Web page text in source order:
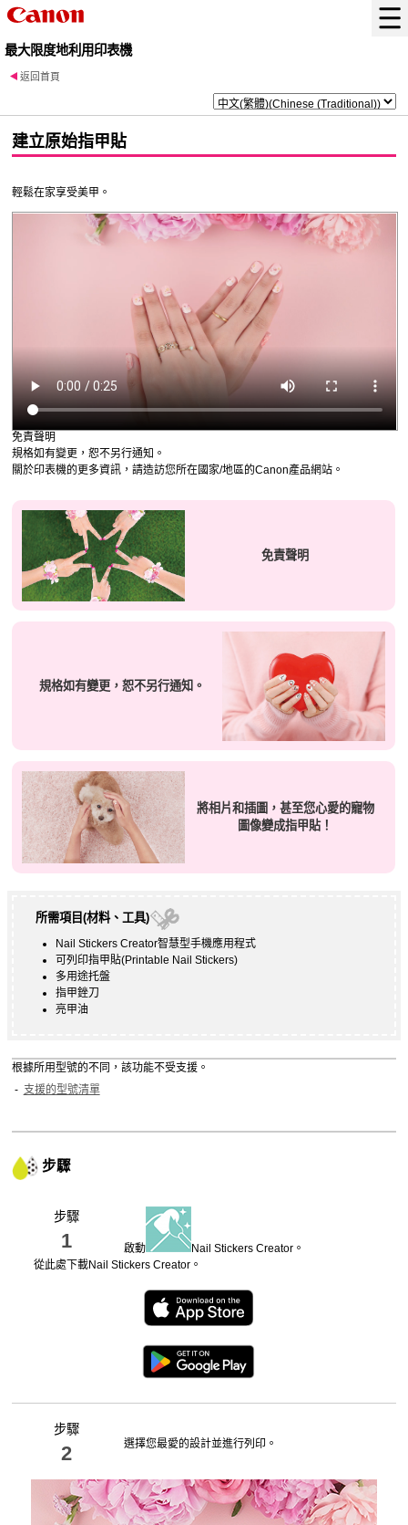
最大限度地利用印表機
返回首頁
建立原始指甲貼
輕鬆在家享受美甲。
免責聲明
規格如有變更，恕不另行通知。
關於印表機的更多資訊，請造訪您所在國家/地區的Canon產品網站。
免責聲明
規格如有變更，恕不另行通知。
將相片和插圖，甚至您心愛的寵物
圖像變成指甲貼！
所需項目(材料、工具)
Nail Stickers Creator智慧型手機應用程式
可列印指甲貼(Printable Nail Stickers)
多用途托盤
指甲銼刀
亮甲油
根據所用型號的不同，該功能不受支援。
支援的型號清單
步驟
步驟
1 啟動 Nail Stickers Creator 。
從此處下載Nail Stickers Creator 。
步驟
2 選擇您最愛的設計並進行列印。